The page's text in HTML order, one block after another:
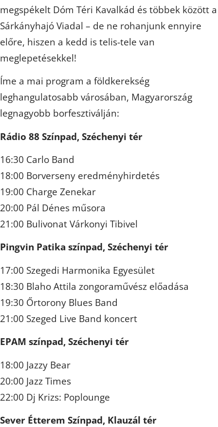
megspékelt Dóm Téri Kavalkád és többek között a
Sárkányhajó Viadal – de ne rohanjunk ennyire
előre, hiszen a kedd is telis-tele van
meglepetésekkel!
Íme a mai program a földkerekség
leghangulatosabb városában, Magyarország
legnagyobb borfesztiválján:
Rádio 88 Színpad, Széchenyi tér
16:30 Carlo Band
18:00 Borverseny eredményhirdetés
19:00 Charge Zenekar
20:00 Pál Dénes műsora
21:00 Bulivonat Várkonyi Tibivel
Pingvin Patika színpad, Széchenyi tér
17:00 Szegedi Harmonika Egyesület
18:30 Blaho Attila zongoraművész előadása
19:30 Őrtorony Blues Band
21:00 Szeged Live Band koncert
EPAM színpad, Széchenyi tér
18:00 Jazzy Bear
20:00 Jazz Times
22:00 Dj Krizs: Poplounge
Sever Étterem Színpad, Klauzál tér